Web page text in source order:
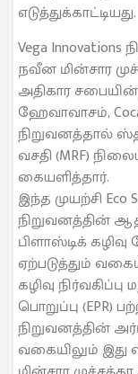
எடுத்துக்காட்டியது.
Vega
நவீன மின்சார
அதிகார
ஹேவாவாசம், Coca-
நிறுவனத்தால்
வசதி (MRF)
கையளித்தார்.
இந்த முயற்சி Eco
நிறுவனத்தின்
பிளாஸ்டிக்
ஏற்படுத்தும்
கழிவு
பொறுப்பு (EPR)
நிறுவனத்தின்
வகையிலும் இது